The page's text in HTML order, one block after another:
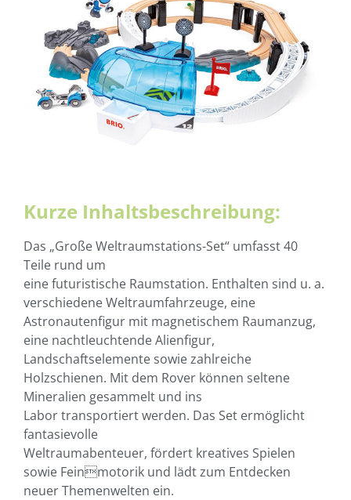
Kurze Inhaltsbeschreibung:
Das „Große Weltraumstations-Set“ umfasst 40
Teile rund um
eine futuristische Raumstation. Enthalten sind u. a.
verschiedene Weltraumfahrzeuge, eine
Astronautenfigur mit magnetischem Raumanzug,
eine nachtleuchtende Alienfigur,
Landschaftselemente sowie zahlreiche
Holzschienen. Mit dem Rover können seltene
Mineralien gesammelt und ins
Labor transportiert werden. Das Set ermöglicht
fantasievolle
Weltraumabenteuer, fördert kreatives Spielen
sowie Feinmotorik und lädt zum Entdecken
neuer Themenwelten ein.